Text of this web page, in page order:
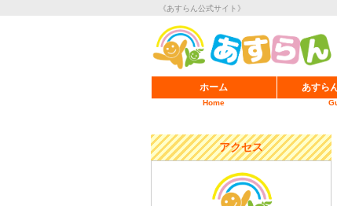
《あすらん公式サイト》
ホーム
Home
あすら
アクセス